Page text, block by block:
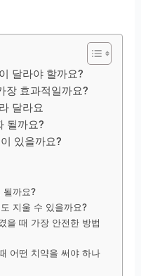
달라야 할까요?
장 효과적일까요?
달라요
될까요?
있을까요?
될까요?
지울 수 있을까요?
을 때 가장 안전한 방법
어떤 치약을 써야 하나